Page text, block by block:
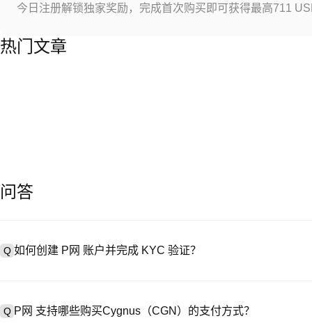
今日注册解锁独家奖励，完成首次购买即可获得最高711
热门文章
问答
Q 如何创建 P网 账户并完成 KYC 验证？
Q P网 支持哪些购买Cygnus（CGN）的支付方式？